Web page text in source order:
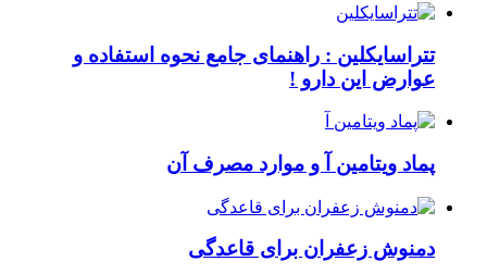
تتراسایکلین : راهنمای جامع نحوه استفاده و
عوارض این دارو !
پماد ویتامین آ و موارد مصرف آن
دمنوش زعفران برای قاعدگی